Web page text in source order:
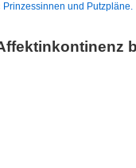
Prinzessinnen und Putzpläne.